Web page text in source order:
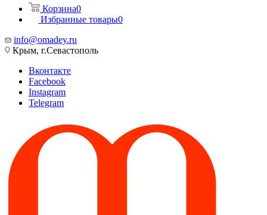
Корзина0
Избранные товары0
info@omadey.ru
Крым, г.Севастополь
Вконтакте
Facebook
Instagram
Telegram